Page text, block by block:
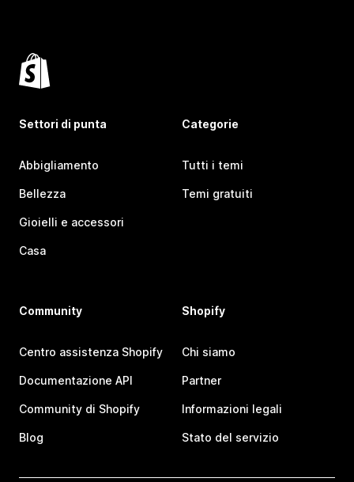
Settori di punta
Abbigliamento
Bellezza
Gioielli e accessori
Casa
Categorie
Tutti i temi
Temi gratuiti
Community
Centro assistenza Shopify
Documentazione API
Community di Shopify
Blog
Shopify
Chi siamo
Partner
Informazioni legali
Stato del servizio